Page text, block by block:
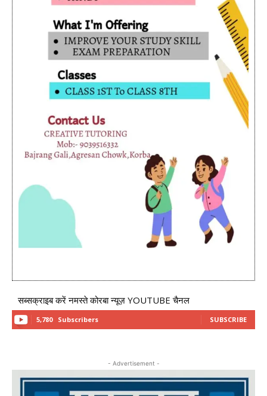
सब्सक्राइब करें नमस्ते कोरबा न्यूज़ YOUTUBE चैनल
5,780 Subscribers SUBSCRIBE
- Advertisement -